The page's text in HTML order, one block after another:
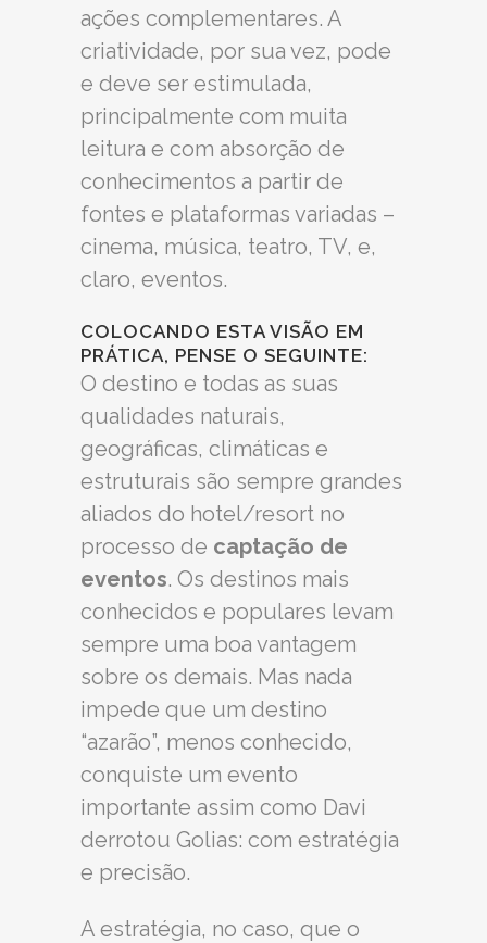
ações complementares. A
criatividade, por sua vez, pode
e deve ser estimulada,
principalmente com muita
leitura e com absorção de
conhecimentos a partir de
fontes e plataformas variadas –
cinema, música, teatro, TV, e,
claro, eventos.
COLOCANDO ESTA VISÃO EM
PRÁTICA, PENSE O SEGUINTE:
O destino e todas as suas
qualidades naturais,
geográficas, climáticas e
estruturais são sempre grandes
aliados do hotel/resort no
processo de captação de
eventos. Os destinos mais
conhecidos e populares levam
sempre uma boa vantagem
sobre os demais. Mas nada
impede que um destino
“azarão”, menos conhecido,
conquiste um evento
importante assim como Davi
derrotou Golias: com estratégia
e precisão.
A estratégia, no caso, que o